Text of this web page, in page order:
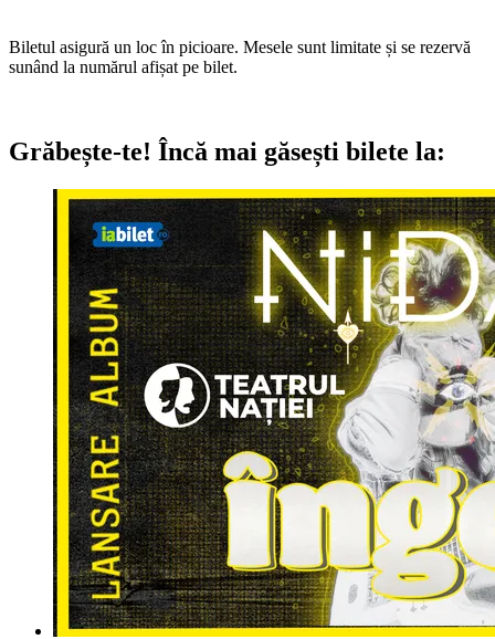
Biletul asigură un loc în picioare. Mesele sunt limitate și se rezervă
sunând la numărul afișat pe bilet.
Grăbește-te! Încă mai găsești bilete la: